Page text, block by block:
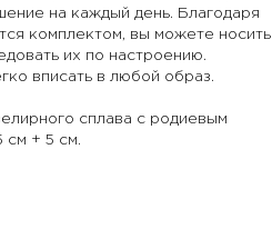
на каждый день. Благодаря
комплектом, вы можете носить
их по настроению.
вписать в любой образ.
сплава с родиевым
см + 5 см.